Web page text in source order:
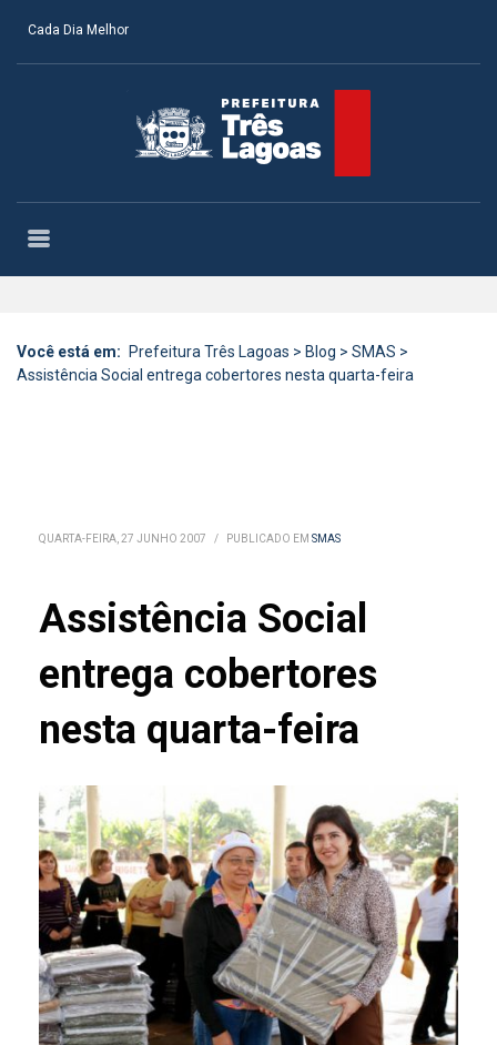
Cada Dia Melhor
Você está em: Prefeitura Três Lagoas > Blog > SMAS >
Assistência Social entrega cobertores nesta quarta-feira
QUARTA-FEIRA, 27 JUNHO 2007 / PUBLICADO EM SMAS
Assistência Social
entrega cobertores
nesta quarta-feira